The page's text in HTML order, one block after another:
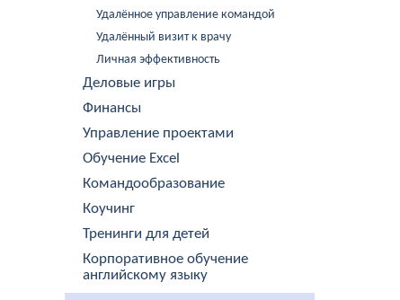
Удалённое управление командой
Удалённый визит к врачу
Личная эффективность
Деловые игры
Финансы
Управление проектами
Обучение Excel
Командообразование
Коучинг
Тренинги для детей
Корпоративное обучение
английскому языку